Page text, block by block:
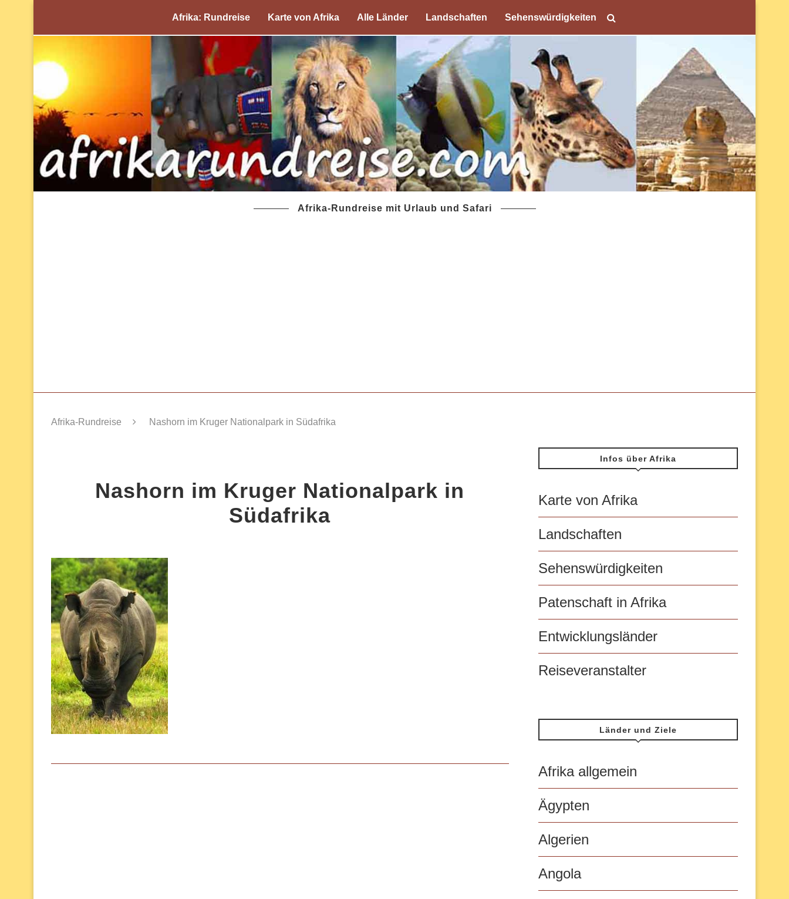
Afrika: Rundreise Karte von Afrika Alle Länder Landschaften Sehenswürdigkeiten
Afrika-Rundreise mit Urlaub und Safari
Afrika-Rundreise Nashorn im Kruger Nationalpark in Südafrika
Nashorn im Kruger Nationalpark in
Südafrika
Infos über Afrika
Karte von Afrika
Landschaften
Sehenswürdigkeiten
Patenschaft in Afrika
Entwicklungsländer
Reiseveranstalter
Länder und Ziele
Afrika allgemein
Ägypten
Algerien
Angola